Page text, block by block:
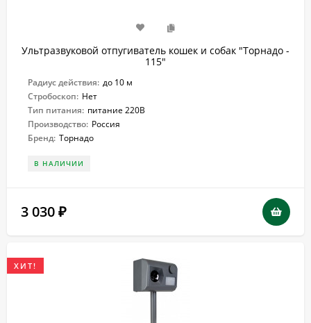
Ультразвуковой отпугиватель кошек и собак "Торнадо -
115"
Радиус действия: до 10 м
Стробоскоп: Нет
Тип питания: питание 220В
Производство: Россия
Бренд: Торнадо
В НАЛИЧИИ
3 030 ₽
ХИТ!